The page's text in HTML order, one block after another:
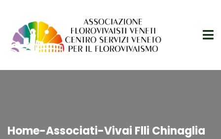
Home-Associati-Vivai Flli Chinaglia